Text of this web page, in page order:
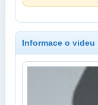
Informace o videu